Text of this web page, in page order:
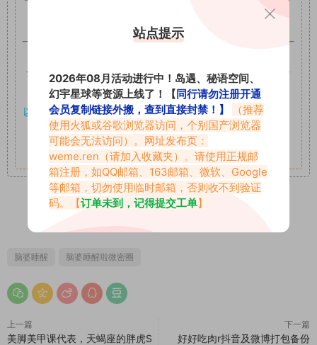
可,禁止用于任何商业途径！请在下载24小时内删除！
全站付费素材可提供补档服务 “均有备份 ”，素材以主流网盘分
享。
以7z、7z分卷格式压缩， 解压应下载对应的软件操作，
7-zip；安卓：zarchiver；苹果：解压专家
其它更多疑问请查看站内帮助中心！
脑婆睡醒 脑婆睡醒啦微密圈
上一篇
美脚美甲课代表，天蝎座的胖虎S
下一篇
好好吃肉r抖音及微博打包备份
站点提示
2026年08月活动进行中！岛遇、秘语空间、
幻宇星球等资源上线了！【同行请勿注册开通
会员复制链接外搬，查到直接封禁！】
（推荐
使用火狐或谷歌浏览器访问，个别国产浏览器
可能会无法访问）。网址发布页：
weme.ren （请加入收藏夹）。请使用正规邮
箱注册，如QQ邮箱、163邮箱、微软、Google
等邮箱，切勿使用临时邮箱，否则收不到验证
码。【订单未到，记得提交工单】